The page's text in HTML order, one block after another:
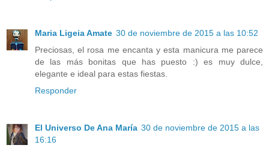
Maria Ligeia Amate 30 de noviembre de 2015 a las 10:52
Preciosas, el rosa me encanta y esta manicura me parece
de las más bonitas que has puesto :) es muy dulce,
elegante e ideal para estas fiestas.
Responder
El Universo De Ana María 30 de noviembre de 2015 a las
16:16